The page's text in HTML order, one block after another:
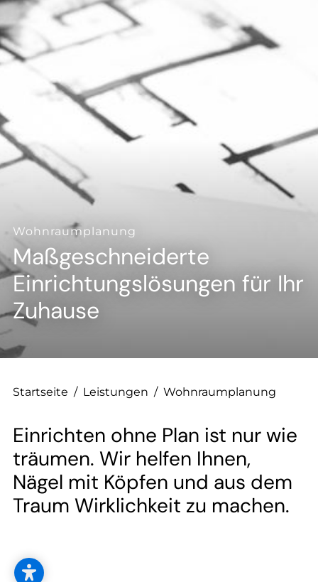
--
--
Wohnraumplanung
Maßgeschneiderte
Einrichtungslösungen für Ihr
Zuhause
Startseite / Leistungen / Wohnraumplanung
Einrichten ohne Plan ist nur wie
träumen. Wir helfen Ihnen,
Nägel mit Köpfen und aus dem
Traum Wirklichkeit zu machen.